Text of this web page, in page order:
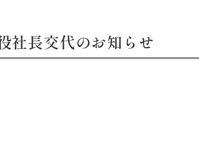
社長交代のお知らせ